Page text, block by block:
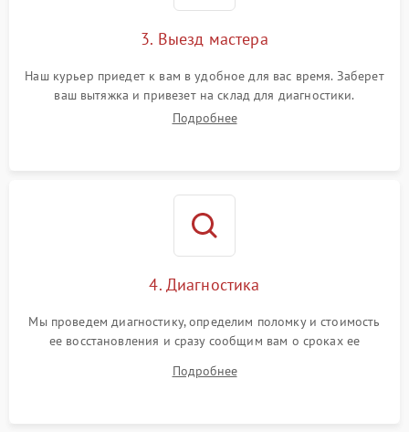
3. Выезд мастера
Наш курьер приедет к вам в удобное для вас время. Заберет
ваш вытяжка и привезет на склад для диагностики.
Подробнее
4. Диагностика
Мы проведем диагностику, определим поломку и стоимость
ее восстановления и сразу сообщим вам о сроках ее
Подробнее